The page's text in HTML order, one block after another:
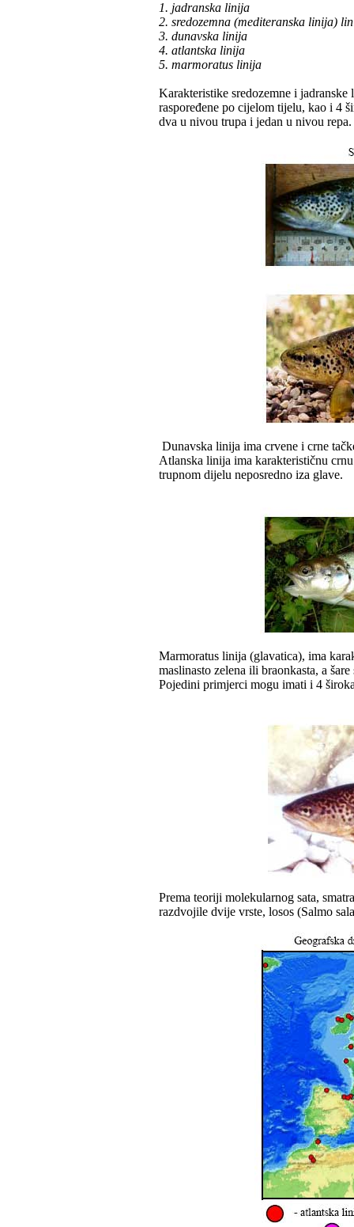
1. jadranska linija
2. sredozemna (mediteranska linija)
3. dunavska linija
4. atlantska linija
5. marmoratus linija
Karakteristike sredozemne i
raspoređene po cijelom tijelu, kao i 4
dva u nivou trupa i jedan u nivou repa.
Dunavska linija ima crvene i crne
Atlanska linija ima karakterističnu
trupnom dijelu neposredno iza glave.
Marmoratus linija (glavatica), ima
maslinasto zelena ili braonkasta, a
Pojedini primjerci mogu imati i 4
Prema teoriji molekularnog sata,
razdvojile dvije vrste, losos (Salmo